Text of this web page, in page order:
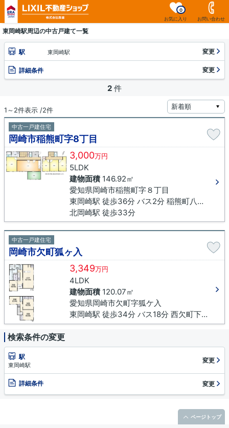
お気に入り
0
お問い合わせ
東岡崎駅周辺の中古戸建て一覧
駅 東岡崎駅 変更
詳細条件 変更
2 件
1～2件表示 /2件
中古一戸建住宅
岡崎市稲熊町字8丁目
3,000万円
5LDK
建物面積146.92㎡
愛知県岡崎市稲熊町字８丁目
東岡崎駅 徒歩36分 バス2分 稲熊町八丁目下車 徒歩2分
北岡崎駅 徒歩33分
中古一戸建住宅
岡崎市欠町狐ヶ入
3,349万円
4LDK
建物面積120.07㎡
愛知県岡崎市欠町字狐ケ入
東岡崎駅 徒歩34分 バス18分 西欠町下車 徒歩9分
検索条件の変更
駅
東岡崎駅
変更
詳細条件 変更
ページトップ